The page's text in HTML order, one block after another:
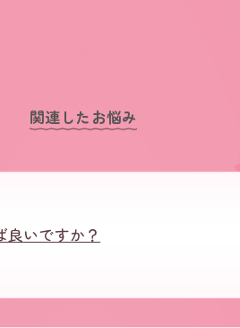
関連したお悩み
いですか？